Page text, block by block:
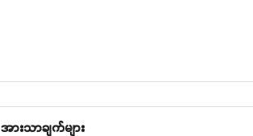
အားသာချက်များ